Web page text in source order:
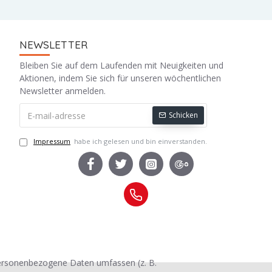
NEWSLETTER
Bleiben Sie auf dem Laufenden mit Neuigkeiten und
Aktionen, indem Sie sich für unseren wöchentlichen
Newsletter anmelden.
Schicken
Impressum habe ich gelesen und bin einverstanden.
Daten umfassen (z. B.